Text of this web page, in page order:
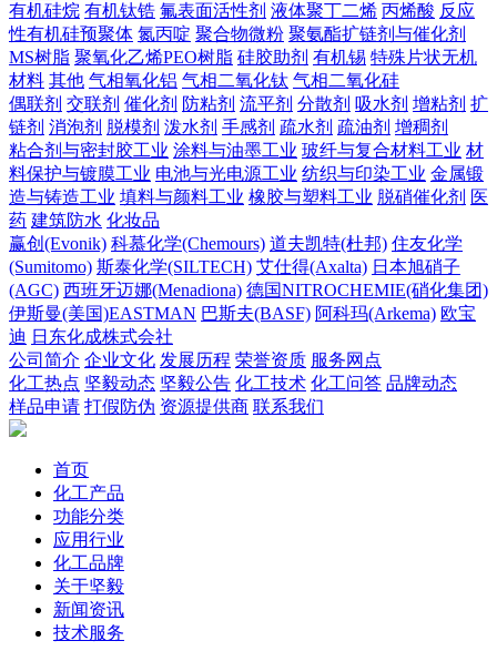
有机硅烷 有机钛锆 氟表面活性剂 液体聚丁二烯 丙烯酸 反应
性有机硅预聚体 氮丙啶 聚合物微粉 聚氨酯扩链剂与催化剂
MS树脂 聚氧化乙烯PEO树脂 硅胶助剂 有机锡 特殊片状无机
材料 其他 气相氧化铝 气相二氧化钛 气相二氧化硅
偶联剂 交联剂 催化剂 防粘剂 流平剂 分散剂 吸水剂 增粘剂 扩
链剂 消泡剂 脱模剂 泼水剂 手感剂 疏水剂 疏油剂 增稠剂
粘合剂与密封胶工业 涂料与油墨工业 玻纤与复合材料工业 材
料保护与镀膜工业 电池与光电源工业 纺织与印染工业 金属锻
造与铸造工业 填料与颜料工业 橡胶与塑料工业 脱硝催化剂 医
药 建筑防水 化妆品
赢创(Evonik) 科慕化学(Chemours) 道夫凯特(杜邦) 住友化学
(Sumitomo) 斯泰化学(SILTECH) 艾仕得(Axalta) 日本旭硝子
(AGC) 西班牙迈娜(Menadiona) 德国NITROCHEMIE(硝化集团)
伊斯曼(美国)EASTMAN 巴斯夫(BASF) 阿科玛(Arkema) 欧宝
迪 日东化成株式会社
公司简介 企业文化 发展历程 荣誉资质 服务网点
化工热点 坚毅动态 坚毅公告 化工技术 化工问答 品牌动态
样品申请 打假防伪 资源提供商 联系我们
首页
化工产品
功能分类
应用行业
化工品牌
关于坚毅
新闻资讯
技术服务